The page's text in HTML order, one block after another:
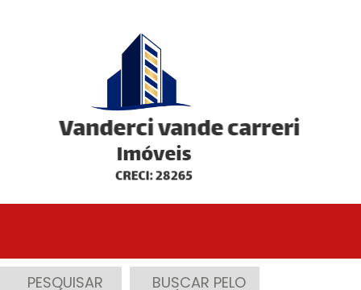
PESQUISAR BUSCAR PELO